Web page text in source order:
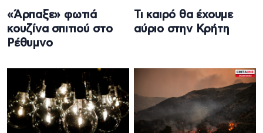
«Άρπαξε» φωτιά
κουζίνα σπιτιού στο
Ρέθυμνο
Τι καιρό θα έχουμε
αύριο στην Κρήτη